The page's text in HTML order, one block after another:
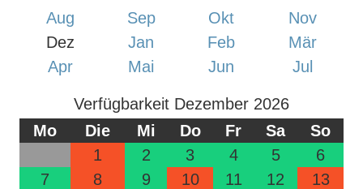
Aug Sep Okt
Nov
Dez
Jan Feb
Mär
Apr
Mai Jun Jul
Verfügbarkeit Dezember 2026
Mo
Die Mi Do Fr Sa
So
1
2 3 4 5
6
7
8 9 10 11 12
13